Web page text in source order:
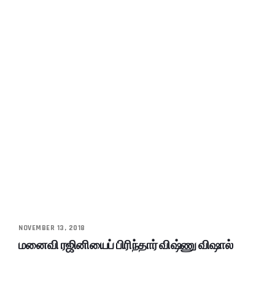
NOVEMBER 13, 2018
மனைவி ரஜினியைப் பிரிந்தார் விஷ்ணு விஷால்